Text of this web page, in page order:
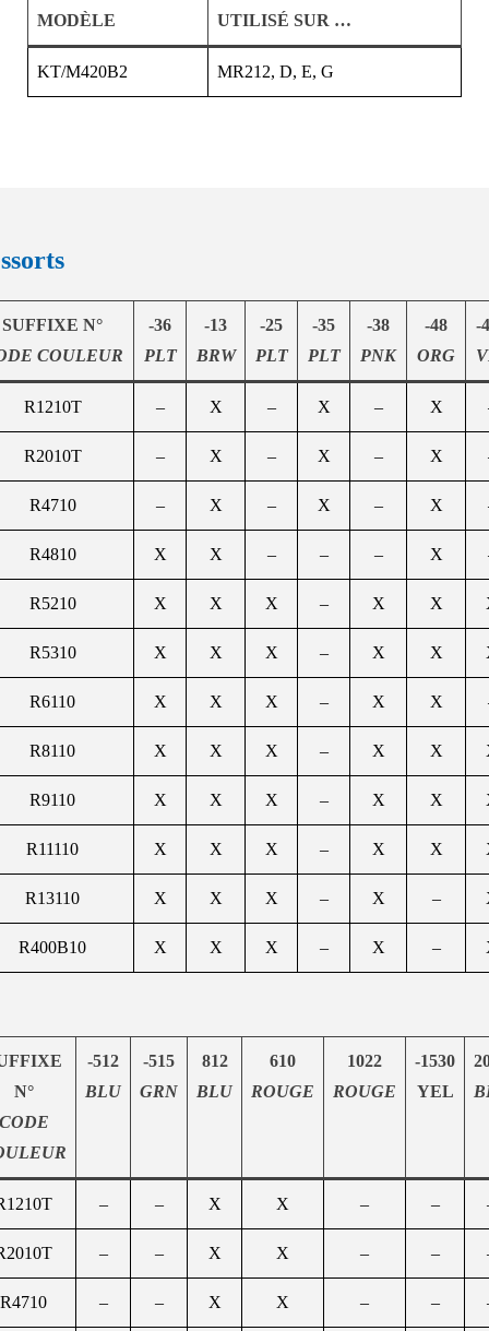
MODÈLE UTILISÉ SUR …
KT/M420B2 MR212, D, E, G
SUFFIXE N°
COULEUR
-36
PLT
-13
BRW
-25
PLT
-35
PLT
-38
PNK
-48
ORG
-
R1210T – X – X – X
R2010T – X – X – X
R4710 – X – X – X
R4810 X X – – – X
R5210 X X X – X X
R5310 X X X – X X
R6110 X X X – X X
R8110 X X X – X X
R9110 X X X – X X
R11110 X X X – X X
R13110 X X X – X –
R400B10 X X X – X –
N°
-512
BLU
-515
GRN
812
BLU
610
ROUGE
1022
ROUGE
-1530
YEL
– – X X – –
– – X X – –
R4710 – – X X – –